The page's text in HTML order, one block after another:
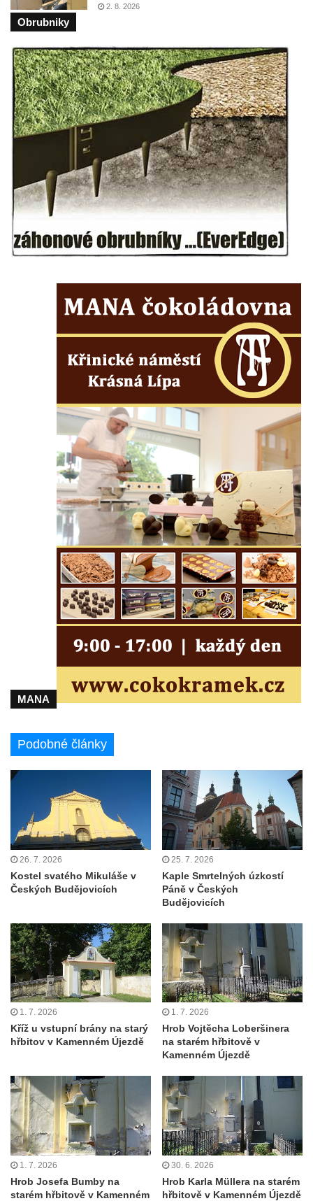
Kaple mezi Dolním Třebonínem a Horním
Třebonínem
Kaple v severní části Dolního Třebonína
Márnice na hřbitově v Rybniště
Kaple u kostela svatého Jiljí v Lužci nad
Vltavou
Kostel svatého Jiljí v Lužci nad Vltavou
Kaple Božího těla na hřbitově v Hostíně u
Vojkovic
Kostel Nanebevzetí Panny Marie v Hostíně
u Vojkovic
Kaple svatého Bartoloměje v Bukolu
Hřbitovní kaple na hřbitově v Lužci nad
Márnice na hřbitově v Hrobčicích
Kostel svatého Havla na hřbitově v
Hrobčicích
Kaple svatého Vavřince v Mirošovicích
Márnice na hřbitově v Dobříni
Kaple v Bezděkově
Kaple Nejsvětější Trojice v centru Liběšic
Výklenková kaple na rozcestí na jižním
okraji Liběšic
Kostel svaté Kateřiny v Chouči
Kaple svatého Blažeje východně od Lužice
Kostel svatého Augustina v Lužici
Márnice na hřbitově v Lužici
Kostel svatého Martina v Kozlech
Vesnický kostel v Reinhardtsdorfu
Protestantský (evangelicko-luterský) kostel
Kaple Nanebevstoupení Panny Marie ve
Svitavě
Výklenková kaple Piety ve Svojkově
Kostel Nejsvětější Trojice ve Velenicích
Kostel svatého Vavřince v Okounově
Kostel svatých Petra a Pavla v Semilech
Kostel Nanebevzetí Panny Marie (St. Mariä
Himmelfahrt) v Schirgiswalde
Kostel svaté Máří Magdaleny u hradu
Kaple Olivetské hory pod věží kostela
svatého Michaela Archanděla v Bochově
Mildeova kaple pod Ortelem
Kostel Zvěstování Panny Marie v Duchcově
Výklenková kaple v Teplické ulici u stadionu
v Duchcově
Kostel svatých Petra a Pavla v Jeníkově
Kaple svaté Anny v Jeníkově
Kaple Panny Marie v Lahošti
Kaple svatého Jana Nepomuckého v
Lahošti
Kostel svatého Mikuláše v Mikulášovicích
2. 8. 2026
Obrubniky
MANA
Podobné články
26. 7. 2026
Kostel svatého Mikuláše v
Českých Budějovicích
25. 7. 2026
Kaple Smrtelných úzkostí
Páně v Českých
Budějovicích
1. 7. 2026
Kříž u vstupní brány na starý
hřbitov v Kamenném Újezdě
1. 7. 2026
Hrob Vojtěcha Loberšinera
na starém hřbitově v
Kamenném Újezdě
1. 7. 2026
Hrob Josefa Bumby na
starém hřbitově v Kamenném
30. 6. 2026
Hrob Karla Müllera na starém
hřbitově v Kamenném Újezdě